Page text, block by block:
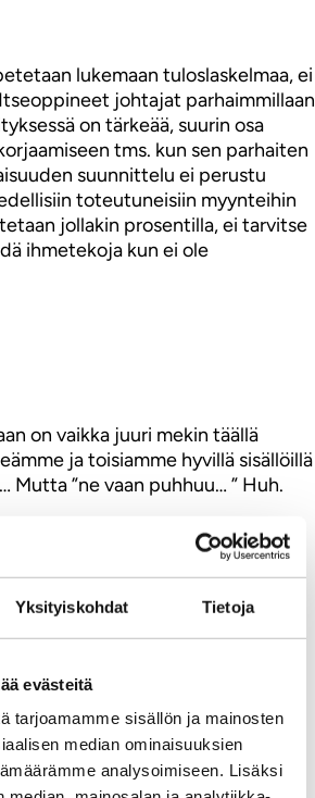
Yksityiskohdat Tietoja
evästeitä
tarjoamamme sisällön ja mainosten
median ominaisuuksien
analysoimiseen. Lisäksi
lukemaan tuloslaskelmaa, ei
johtajat parhaimmillaan
on tärkeää, suurin osa
tms. kun sen parhaiten
suunnittelu ei perustu
toteutuneisiin myynteihin
jollakin prosentilla, ei tarvitse
ihmetekoja kun ei ole
on vaikka juuri mekin täällä
ja toisiamme hyvillä sisällöillä
Mutta ”ne vaan puhhuu… ” Huh.
BI-konsulttien
kaikki puhuvat raportoinnista,
Eikö voisi puhua
ja vaikuttamisesta?
digitalisoitumista seuraavaan